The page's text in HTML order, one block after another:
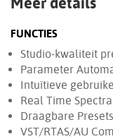
FUNCTIES
Studio-kwaliteit
Parameter
Intuïtieve
Real Time
Draagbare Presets
VST/RTAS/AU